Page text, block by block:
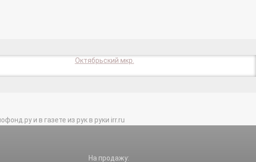
Октябрьский мкр.
и в газете из рук в руки irr.ru
На продажу: